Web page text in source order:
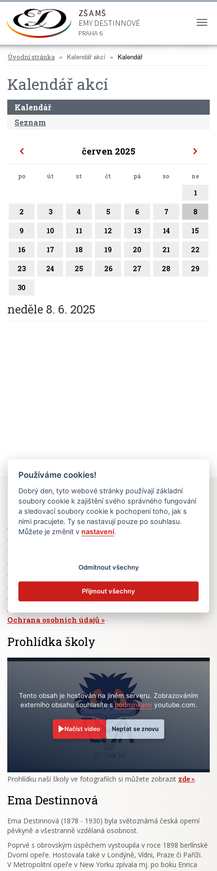
ZŠ A MŠ
EMY DESTINNOVÉ
PRAHA 6
Úvodní stránka Kalendář akcí Kalendář
Kalendář akcí
Kalendář
Seznam
červen 2025
po út st čt pá so ne
1
2 3 4 5 6 7 8
9 10 11 12 13 14 15
16 17 18 19 20 21 22
23 24 25 26 27 28 29
30
neděle 8. 6. 2025
Rychlé odkazy
Elektronická žákovská knížka
Jídelní lístek
Dotace a granty
Volná pracovní místa
Zřizovatel školy (MČ Praha 6)
Ochrana osobních údajů
Prohlídka školy
Tento obsah je hostován na jiném serveru. Zobrazováním
externího obsahu souhlasíte spodmínkamiyoutube.com.
Načíst video Neptat se znovu
Prohlídku naší školy ve fotografiích si můžete zobrazit zde .
Ema Destinnová
Ema Destinnová (1878 - 1930) byla světoznámá česká operní
pěvkyně a všestranně vzdělaná osobnost.
Poprvé s obrovským úspěchem vystoupila v roce 1898 berlínské
Dvorní opeře. Hostovala také v Londýně, Vídni, Praze či Paříži.
V Metropolitní opeře v New Yorku zpívala mj. po boku Enrica
Používáme cookies!
Dobrý den, tyto webové stránky používají základní
soubory cookie k zajištění svého správného fungování
a sledovací soubory cookie k pochopení toho, jak s
nimi pracujete. Ty se nastavují pouze po souhlasu.
Můžete je změnit v nastavení.
Odmítnout všechny
Přijmout všechny